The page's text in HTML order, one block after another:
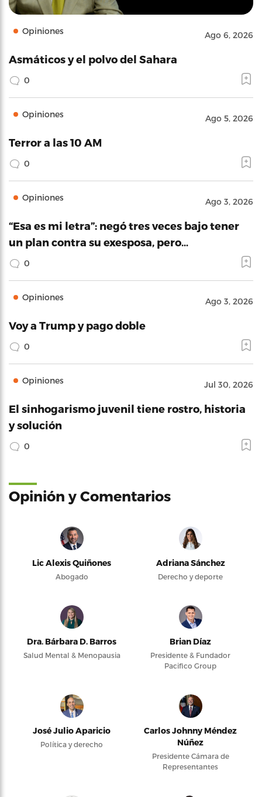
Opiniones Ago 6, 2026
Asmáticos y el polvo del Sahara
0
Opiniones Ago 5, 2026
Terror a las 10 AM
0
Opiniones Ago 3, 2026
“Esa es mi letra”: negó tres veces bajo tener
un plan contra su exesposa, pero…
0
Opiniones Ago 3, 2026
Voy a Trump y pago doble
0
Opiniones Jul 30, 2026
El sinhogarismo juvenil tiene rostro, historia
y solución
0
Opinión y Comentarios
Lic Alexis Quiñones
Abogado
Adriana Sánchez
Derecho y deporte
Dra. Bárbara D. Barros
Salud Mental & Menopausia
Brian Díaz
Presidente & Fundador
Pacifico Group
José Julio Aparicio
Política y derecho
Carlos Johnny Méndez
Núñez
Presidente Cámara de
Representantes